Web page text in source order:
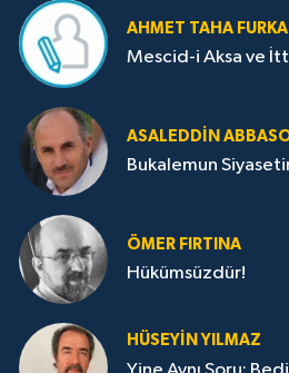
AHMET TAHA
Mescid-i Aksa ve
ASALEDDIN
Bukalemun
ÖMER FIRTINA
Hükümsüzdür!
HÜSEYIN YILMAZ